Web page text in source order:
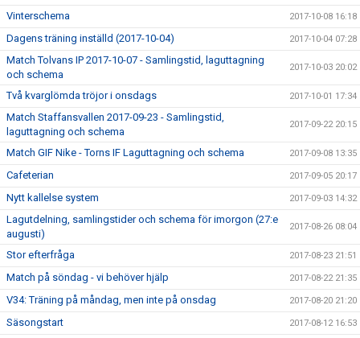
Vinterschema 2017-10-08 16:18
Dagens träning inställd (2017-10-04) 2017-10-04 07:28
Match Tolvans IP 2017-10-07 - Samlingstid, laguttagning
och schema
2017-10-03 20:02
Två kvarglömda tröjor i onsdags 2017-10-01 17:34
Match Staffansvallen 2017-09-23 - Samlingstid,
laguttagning och schema
2017-09-22 20:15
Match GIF Nike - Torns IF Laguttagning och schema 2017-09-08 13:35
Cafeterian 2017-09-05 20:17
Nytt kallelse system 2017-09-03 14:32
Lagutdelning, samlingstider och schema för imorgon (27:e
augusti)
2017-08-26 08:04
Stor efterfråga 2017-08-23 21:51
Match på söndag - vi behöver hjälp 2017-08-22 21:35
V34: Träning på måndag, men inte på onsdag 2017-08-20 21:20
Säsongstart 2017-08-12 16:53